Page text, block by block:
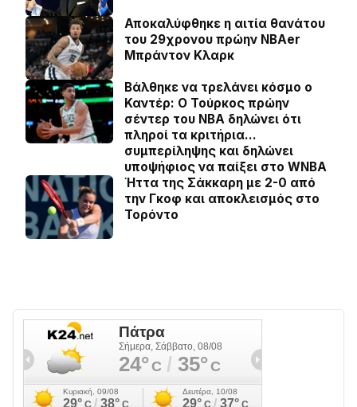
Αποκαλύφθηκε η αιτία θανάτου
του 29χρονου πρώην NBAer
Μπράντον Κλαρκ
Βάλθηκε να τρελάνει κόσμο ο
Καντέρ: Ο Τούρκος πρώην
σέντερ του NBA δηλώνει ότι
πληροί τα κριτήρια…
συμπερίληψης και δηλώνει
υποψήφιος να παίξει στο WNBA
Ήττα της Σάκκαρη με 2-0 από
την Γκοφ και αποκλεισμός στο
Τορόντο